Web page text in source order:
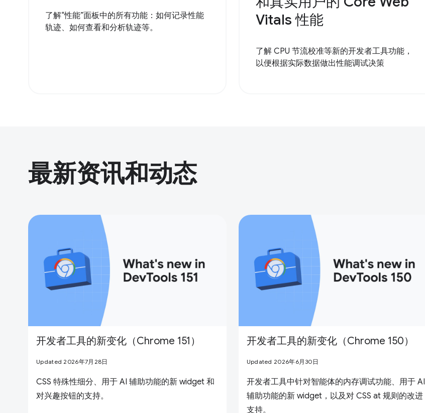
了解“性能”面板中的所有功能：如何记录性能
轨迹、如何查看和分析轨迹等。
Vitals 性能
了解 CPU 节流校准等新的开发者工具功能，
以便根据实际数据做出性能调试决策
最新资讯和动态
开发者工具的新变化（Chrome 151）
Updated 2026年7月28日
CSS 特殊性细分、用于 AI 辅助功能的新 widget 和
对兴趣按钮的支持。
开发者工具的新变化（Chrome 150）
Updated 2026年6月30日
开发者工具中针对智能体的内存调试功能、用于 AI
辅助功能的新 widget，以及对 CSS at 规则的改进
支持。